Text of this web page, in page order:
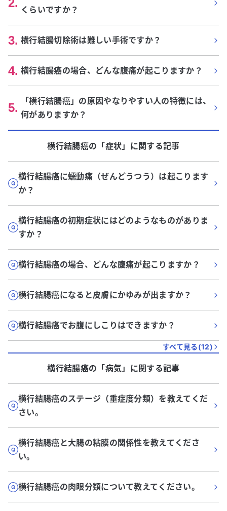
2. くらいですか？
3. 横行結腸切除術は難しい手術ですか？
4. 横行結腸癌の場合、どんな腹痛が起こりますか？
5.
「横行結腸癌」の原因やなりやすい人の特徴には、
何がありますか？
横行結腸癌の「症状」に関する記事
横行結腸癌に蠕動痛（ぜんどうつう）は起こります
か？
横行結腸癌の初期症状にはどのようなものがありま
すか？
横行結腸癌の場合、どんな腹痛が起こりますか？
横行結腸癌になると皮膚にかゆみが出ますか？
横行結腸癌でお腹にしこりはできますか？
すべて見る(12)
横行結腸癌の「病気」に関する記事
横行結腸癌のステージ（重症度分類）を教えてくだ
さい。
横行結腸癌と大腸の粘膜の関係性を教えてくださ
い。
横行結腸癌の肉眼分類について教えてください。